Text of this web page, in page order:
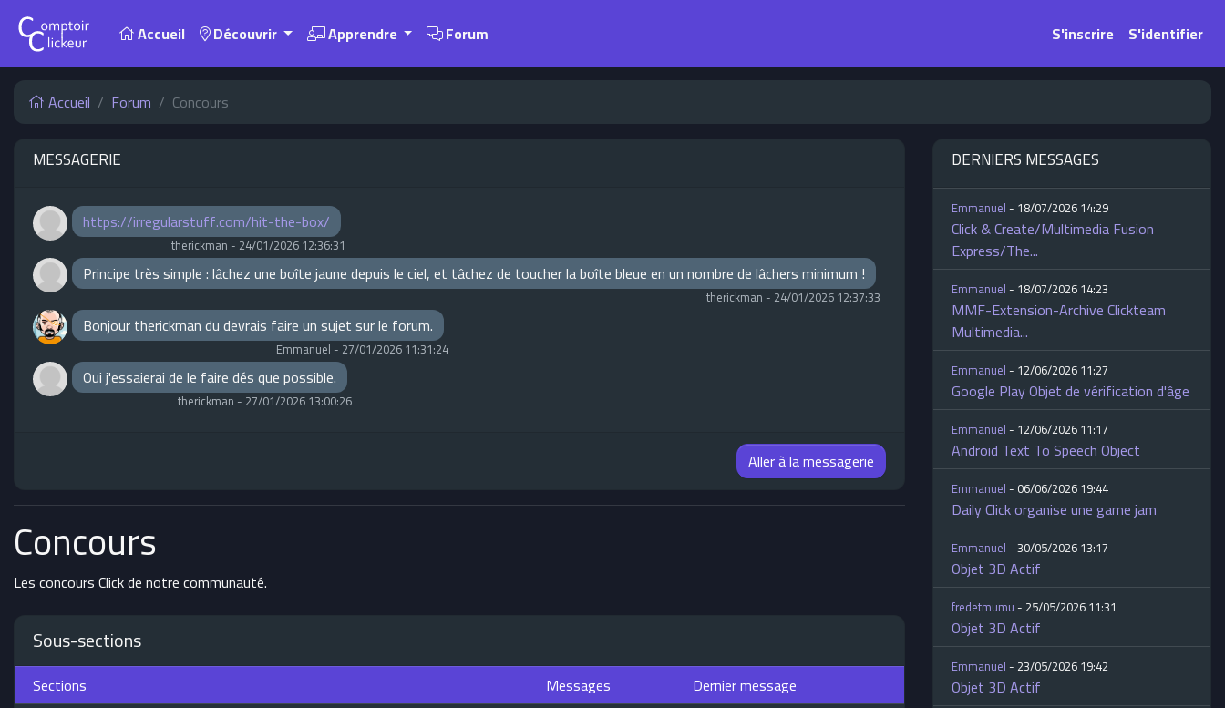
Accueil Découvrir Apprendre Forum S'inscrire S'identifier
Accueil Forum Concours
MESSAGERIE
https://irregularstuff.com/hit-the-box/
therickman - 24/01/2026 12:36:31
Principe très simple : lâchez une boîte jaune depuis le ciel, et tâchez de toucher la boîte bleue en un nombre de lâchers minimum !
therickman - 24/01/2026 12:37:33
Bonjour therickman du devrais faire un sujet sur le forum.
Emmanuel - 27/01/2026 11:31:24
Oui j'essaierai de le faire dés que possible.
therickman - 27/01/2026 13:00:26
Aller à la messagerie
Concours
Les concours Click de notre communauté.
Sous-sections
Sections Messages
Dernier message
DERNIERS MESSAGES
Emmanuel- 18/07/2026 14:29
Click & Create/Multimedia Fusion
Express/The...
Emmanuel- 18/07/2026 14:23
MMF-Extension-Archive Clickteam
Multimedia...
Emmanuel- 12/06/2026 11:27
Google Play Objet de vérification d'âge
Emmanuel- 12/06/2026 11:17
Android Text To Speech Object
Emmanuel- 06/06/2026 19:44
Daily Click organise une game jam
Emmanuel- 30/05/2026 13:17
Objet 3D Actif
fredetmumu- 25/05/2026 11:31
Objet 3D Actif
Emmanuel- 23/05/2026 19:42
Objet 3D Actif